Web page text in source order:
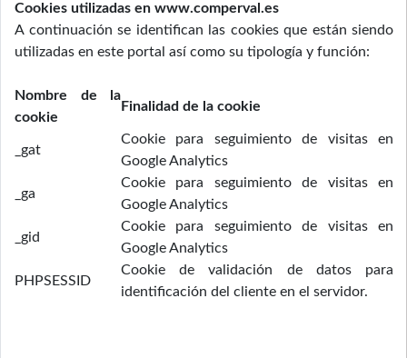
Cookies utilizadas en www.comperval.es
A continuación se identifican las cookies que están siendo
utilizadas en este portal así como su tipología y función:
Nombre de la
cookie
Finalidad de la cookie
_gat
Cookie para seguimiento de visitas en
Google Analytics
_ga
Cookie para seguimiento de visitas en
Google Analytics
_gid
Cookie para seguimiento de visitas en
Google Analytics
PHPSESSID
Cookie de validación de datos para
identificación del cliente en el servidor.